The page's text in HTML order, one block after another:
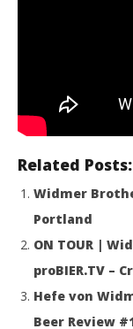
Related Posts:
Widmer
Portland
ON TOUR |
proBIER.TV –
Hefe von
Beer Review